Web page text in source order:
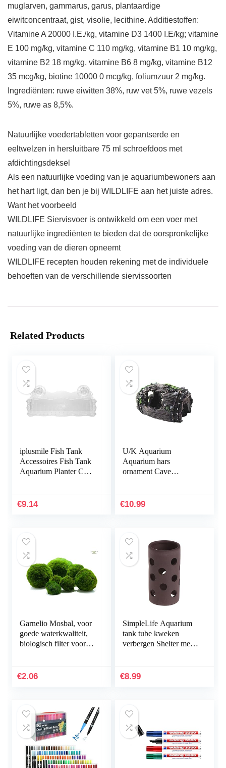
muglarven, gammarus, garus, plantaardige
eiwitconcentraat, gist, visolie, lecithine. Additiestoffen:
Vitamine A 20000 I.E./kg, vitamine D3 1400 I.E/kg; vitamine
E 100 mg/kg, vitamine C 110 mg/kg, vitamine B1 10 mg/kg,
vitamine B2 18 mg/kg, vitamine B6 8 mg/kg, vitamine B12
35 mcg/kg, biotine 10000 0 mcg/kg, foliumzuur 2 mg/kg.
Ingrediënten: ruwe eiwitten 38%, ruw vet 5%, ruwe vezels
5%, ruwe as 8,5%.
Natuurlijke voedertabletten voor gepantserde en
eeltwelzen in hersluitbare 75 ml schroefdoos met
afdichtingsdeksel
Als een natuurlijke voeding van je aquariumbewoners aan
het hart ligt, dan ben je bij WILDLIFE aan het juiste adres.
Want het voorbeeld
WILDLIFE Siervisvoer is ontwikkeld om een voer met
natuurlijke ingrediënten te bieden dat de oorspronkelijke
voeding van de dieren opneemt
WILDLIFE recepten houden rekening met de individuele
behoeften van de verschillende siervissoorten
Related Products
iplusmile Fish Tank
Accessoires Fish Tank
Aquarium Planter Cup
€9.14
U/K Aquarium
Aquarium hars
ornament Cave
decor zwart M
€10.99
Garnelio Mosbal, voor
goede waterkwaliteit,
biologisch filter voor
€2.06
SimpleLife Aquarium
tank tube kweken
verbergen Shelter met
€8.99